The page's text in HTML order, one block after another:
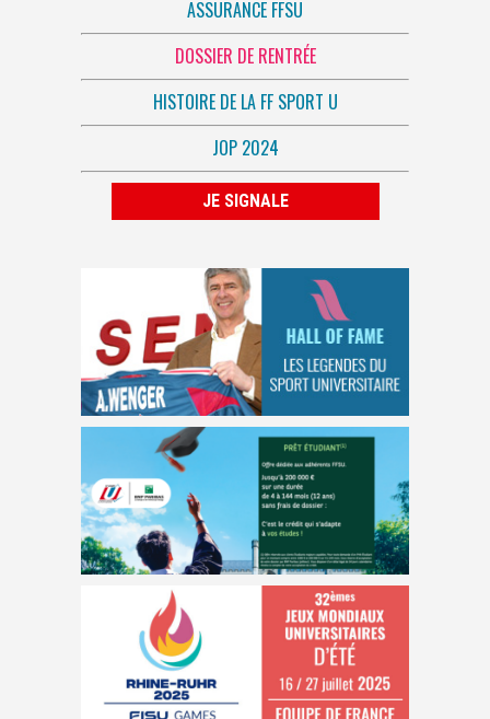
ASSURANCE FFSU
DOSSIER DE RENTRÉE
HISTOIRE DE LA FF SPORT U
JOP 2024
JE SIGNALE